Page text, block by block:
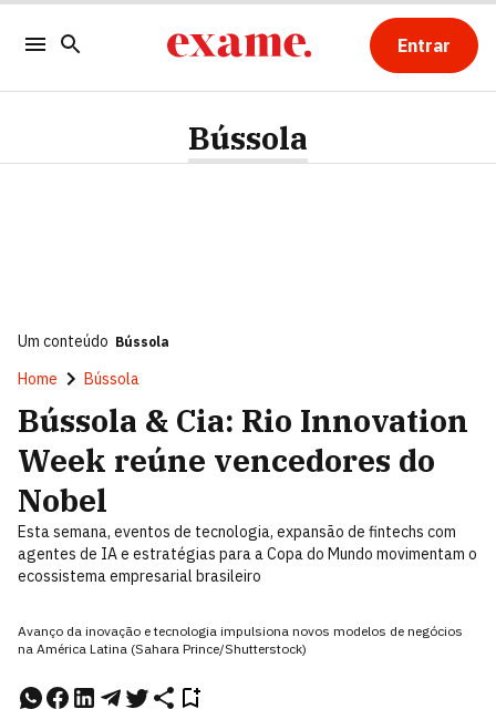
Entrar
Bússola
Um conteúdo Bússola
Home Bússola
Bússola & Cia: Rio Innovation
Week reúne vencedores do
Nobel
Esta semana, eventos de tecnologia, expansão de fintechs com
agentes de IA e estratégias para a Copa do Mundo movimentam o
ecossistema empresarial brasileiro
Avanço da inovação e tecnologia impulsiona novos modelos de negócios
na América Latina (Sahara Prince/Shutterstock)